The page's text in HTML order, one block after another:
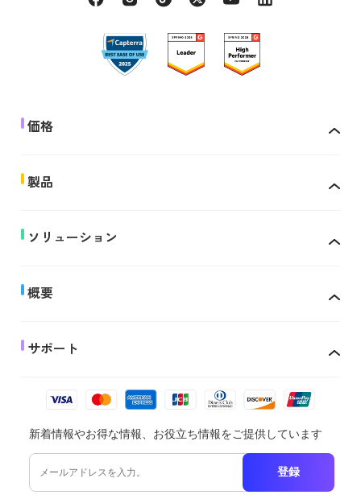
価格
製品
ソリューション
概要
サポート
新着情報やお得な情報、お役立ち情報をご提供しています
登録